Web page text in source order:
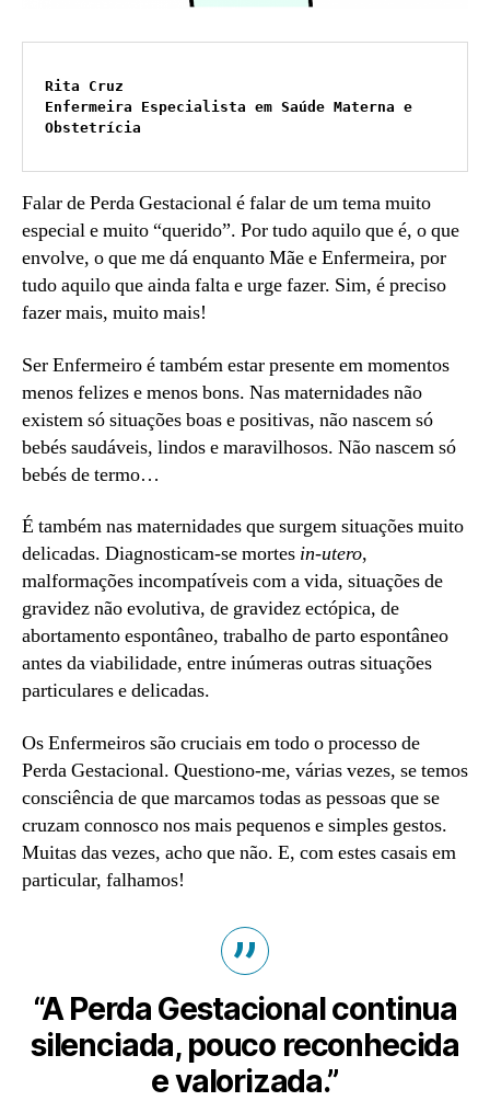
Rita Cruz
Enfermeira Especialista em Saúde Materna e
Obstetrícia
Falar de Perda Gestacional é falar de um tema muito
especial e muito “querido”. Por tudo aquilo que é, o que
envolve, o que me dá enquanto Mãe e Enfermeira, por
tudo aquilo que ainda falta e urge fazer. Sim, é preciso
fazer mais, muito mais!
Ser Enfermeiro é também estar presente em momentos
menos felizes e menos bons. Nas maternidades não
existem só situações boas e positivas, não nascem só
bebés saudáveis, lindos e maravilhosos. Não nascem só
bebés de termo…
É também nas maternidades que surgem situações muito
delicadas. Diagnosticam-se mortes in-utero,
malformações incompatíveis com a vida, situações de
gravidez não evolutiva, de gravidez ectópica, de
abortamento espontâneo, trabalho de parto espontâneo
antes da viabilidade, entre inúmeras outras situações
particulares e delicadas.
Os Enfermeiros são cruciais em todo o processo de
Perda Gestacional. Questiono-me, várias vezes, se temos
consciência de que marcamos todas as pessoas que se
cruzam connosco nos mais pequenos e simples gestos.
Muitas das vezes, acho que não. E, com estes casais em
particular, falhamos!
“A Perda Gestacional continua
silenciada, pouco reconhecida
e valorizada.”